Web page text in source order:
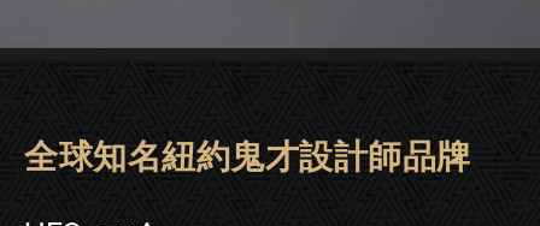
THOM BROWNE眼鏡 | 東門．台
全球知名紐約鬼才設計師品牌